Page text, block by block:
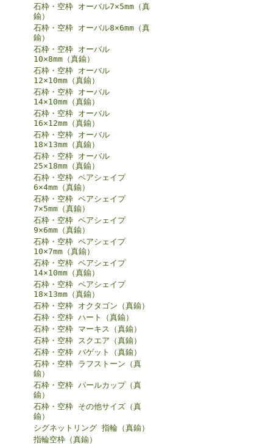
石枠・空枠 オーバル7×5mm（真
鍮）
石枠・空枠 オーバル8×6mm（真
鍮）
石枠・空枠 オーバル
10×8mm（真鍮）
石枠・空枠 オーバル
12×10mm（真鍮）
石枠・空枠 オーバル
14×10mm（真鍮）
石枠・空枠 オーバル
16×12mm（真鍮）
石枠・空枠 オーバル
18×13mm（真鍮）
石枠・空枠 オーバル
25×18mm（真鍮）
石枠・空枠 ペアシェイプ
6×4mm（真鍮）
石枠・空枠 ペアシェイプ
7×5mm（真鍮）
石枠・空枠 ペアシェイプ
9×6mm（真鍮）
石枠・空枠 ペアシェイプ
10×7mm（真鍮）
石枠・空枠 ペアシェイプ
14×10mm（真鍮）
石枠・空枠 ペアシェイプ
18×13mm（真鍮）
石枠・空枠 オクタゴン（真鍮）
石枠・空枠 ハート（真鍮）
石枠・空枠 マーキス（真鍮）
石枠・空枠 スクエア（真鍮）
石枠・空枠 バゲット（真鍮）
石枠・空枠 ラフストーン（真
鍮）
石枠・空枠 パールカップ（真
鍮）
石枠・空枠 その他サイズ（真
鍮）
シグネットリング 指輪（真鍮）
指輪空枠（真鍮）